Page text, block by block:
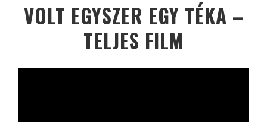
VOLT EGYSZER EGY TÉKA –
TELJES FILM